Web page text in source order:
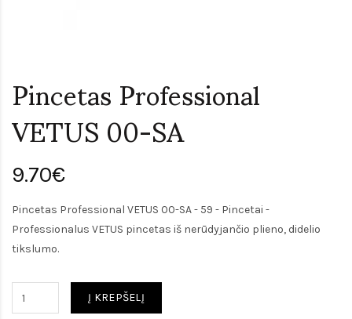
Pincetas Professional
VETUS 00-SA
9.70€
Pincetas Professional VETUS 00-SA - 59 - Pincetai -
Professionalus VETUS pincetas iš nerūdyjančio plieno, didelio
tikslumo.
Į KREPŠELĮ